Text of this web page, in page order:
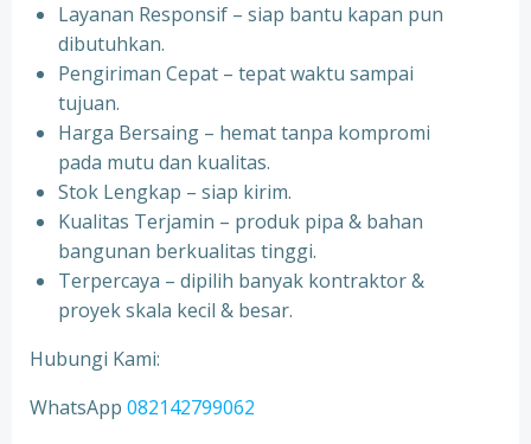
Layanan Responsif – siap bantu kapan pun
dibutuhkan.
Pengiriman Cepat – tepat waktu sampai
tujuan.
Harga Bersaing – hemat tanpa kompromi
pada mutu dan kualitas.
Stok Lengkap – siap kirim.
Kualitas Terjamin – produk pipa & bahan
bangunan berkualitas tinggi.
Terpercaya – dipilih banyak kontraktor &
proyek skala kecil & besar.
Hubungi Kami:
WhatsApp 082142799062